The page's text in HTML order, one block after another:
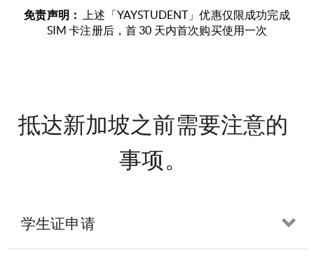
免责声明：
上述「YAYSTUDENT」优惠仅限成功完成
SIM 卡注册后，首 30 天内首次购买使用一次
抵达新加坡之前需要注意的
事项。
学生证申请